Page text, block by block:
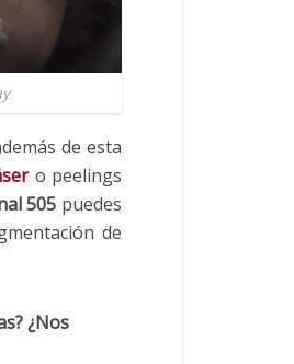
de esta
o peelings
505 puedes
de
¿Nos